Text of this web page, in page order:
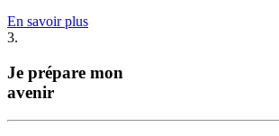
En savoir plus
3.
Je prépare mon
avenir